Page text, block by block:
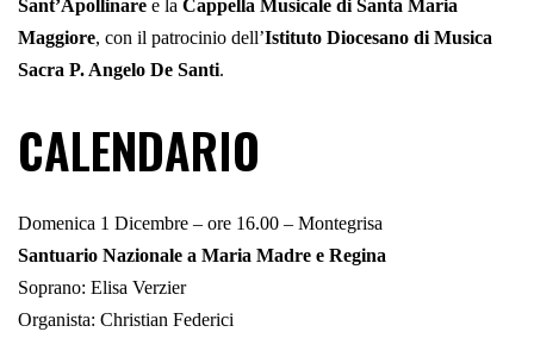
Sant’Apollinare e la Cappella Musicale di Santa Maria
Maggiore, con il patrocinio dell’Istituto Diocesano di Musica
Sacra P. Angelo De Santi.
CALENDARIO
Domenica 1 Dicembre – ore 16.00 – Montegrisa
Santuario Nazionale a Maria Madre e Regina
Soprano: Elisa Verzier
Organista: Christian Federici